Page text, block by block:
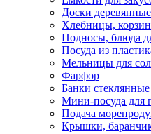
Доски
Хлебницы,
Подносы, блюда
Посуда из
Мельницы для
Фарфор
Банки стеклянные
Мини-посуда для
Подача
Крышки,